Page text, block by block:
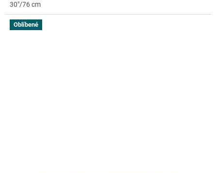
30"/76 cm
Oblíbené